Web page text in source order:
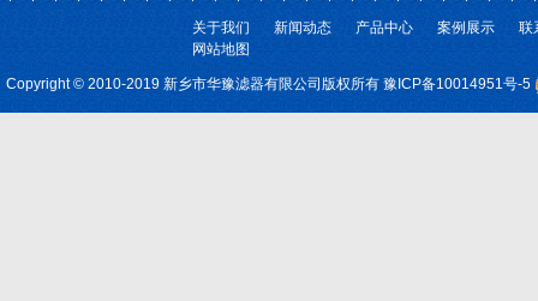
关于我们 新闻动态 产品中心 案例展示
联
网站地图
Copyright © 2010-2019 新乡市华豫滤器有限公司版权所有 豫ICP备10014951号-5